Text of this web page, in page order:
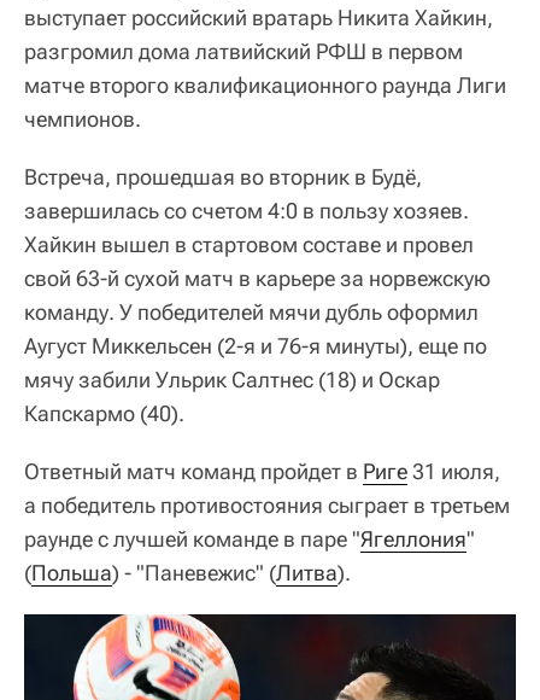
выступает российский вратарь Никита Хайкин,
разгромил дома латвийский РФШ в первом
матче второго квалификационного раунда Лиги
чемпионов.
Встреча, прошедшая во вторник в Будё,
завершилась со счетом 4:0 в пользу хозяев.
Хайкин вышел в стартовом составе и провел
свой 63-й сухой матч в карьере за норвежскую
команду. У победителей мячи дубль оформил
Аугуст Миккельсен (2-я и 76-я минуты), еще по
мячу забили Ульрик Салтнес (18) и Оскар
Капскармо (40).
Ответный матч команд пройдет в Риге31 июля,
а победитель противостояния сыграет в третьем
раунде с лучшей команде в паре "Ягеллония"
(Польша) - "Паневежис" (Литва).